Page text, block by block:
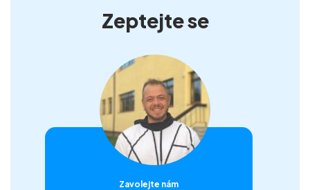
Zeptejte se
Zavolejte nám